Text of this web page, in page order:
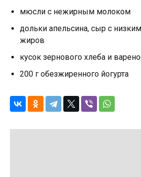
мюсли с нежирным молоком
дольки апельсина, сыр с
жиров
кусок зернового хлеба и
200 г обезжиренного йогурта